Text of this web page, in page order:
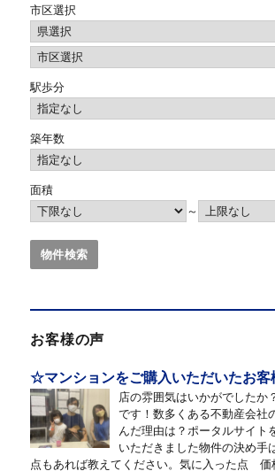
市区選択
駅歩分
築年数
面積
～
お客様の声
☆マンションをご購入いただいたお
店の雰囲気はいかがでしたか
です！数多くある不動産会社
んだ理由は？ポータルサイト
いただきました物件の決め手
点もあれば教えてください。気に入った点 価